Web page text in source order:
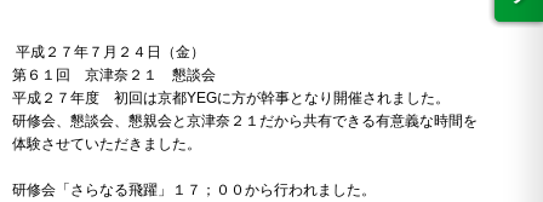
平成２７年７月２４日（金）
第６１回 京津奈２１ 懇談会
平成２７年度 初回は京都YEGに方が幹事となり開催されました。
研修会、懇談会、懇親会と京津奈２１だから共有できる有意義な時間を
体験させていただきました。
研修会「さらなる飛躍」１７；００から行われました。